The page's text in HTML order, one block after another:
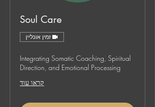
Soul Care
זמין אונליין
Integrating Somatic Coaching, Spiritual
Direction, and Emotional Processing
קראו עוד